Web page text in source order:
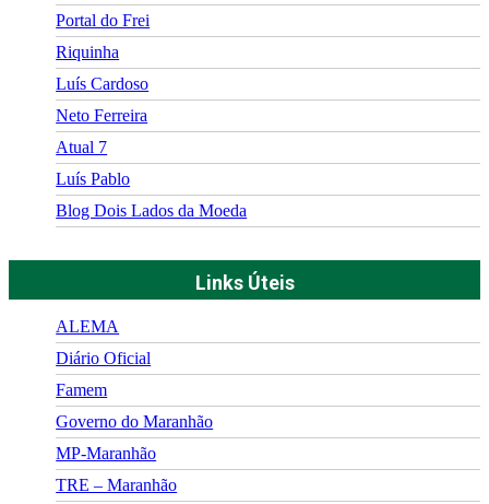
Portal do Frei
Riquinha
Luís Cardoso
Neto Ferreira
Atual 7
Luís Pablo
Blog Dois Lados da Moeda
Links Úteis
ALEMA
Diário Oficial
Famem
Governo do Maranhão
MP-Maranhão
TRE – Maranhão